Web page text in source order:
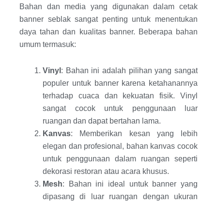
Bahan dan media yang digunakan dalam cetak
banner seblak sangat penting untuk menentukan
daya tahan dan kualitas banner. Beberapa bahan
umum termasuk:
Vinyl : Bahan ini adalah pilihan yang sangat
populer untuk banner karena ketahanannya
terhadap cuaca dan kekuatan fisik. Vinyl
sangat cocok untuk penggunaan luar
ruangan dan dapat bertahan lama.
Kanvas: Memberikan kesan yang lebih
elegan dan profesional, bahan kanvas cocok
untuk penggunaan dalam ruangan seperti
dekorasi restoran atau acara khusus.
Mesh: Bahan ini ideal untuk banner yang
dipasang di luar ruangan dengan ukuran